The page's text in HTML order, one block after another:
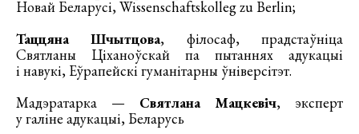
Новай Беларусі, Wissenschaftskolleg zu Berlin;
Таццяна Шчытцова, філосаф, прадстаўніца
Святланы Ціханоўскай па пытаннях адукацыі
і навукі, Еўрапейскі гуманітарны ўніверсітэт.
Мадэратарка — Святлана Мацкевіч, эксперт
у галіне адукацыі, Беларусь